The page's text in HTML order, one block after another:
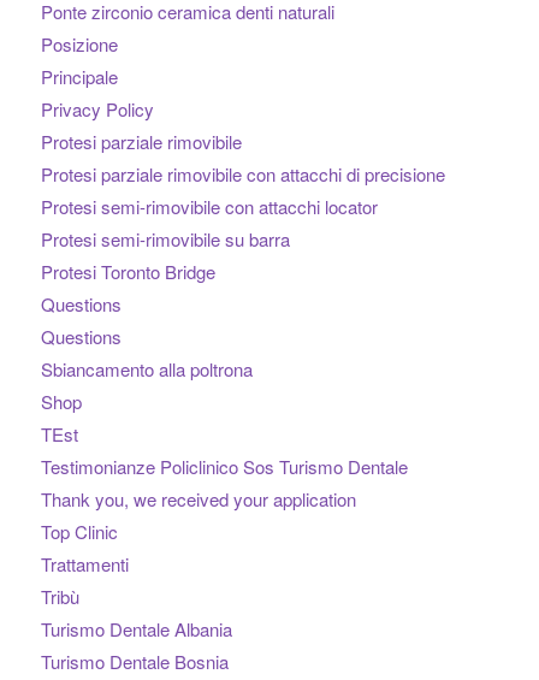
Ponte zirconio ceramica denti naturali
Posizione
Principale
Privacy Policy
Protesi parziale rimovibile
Protesi parziale rimovibile con attacchi di precisione
Protesi semi-rimovibile con attacchi locator
Protesi semi-rimovibile su barra
Protesi Toronto Bridge
Questions
Questions
Sbiancamento alla poltrona
Shop
TEst
Testimonianze Policlinico Sos Turismo Dentale
Thank you, we received your application
Top Clinic
Trattamenti
Tribù
Turismo Dentale Albania
Turismo Dentale Bosnia